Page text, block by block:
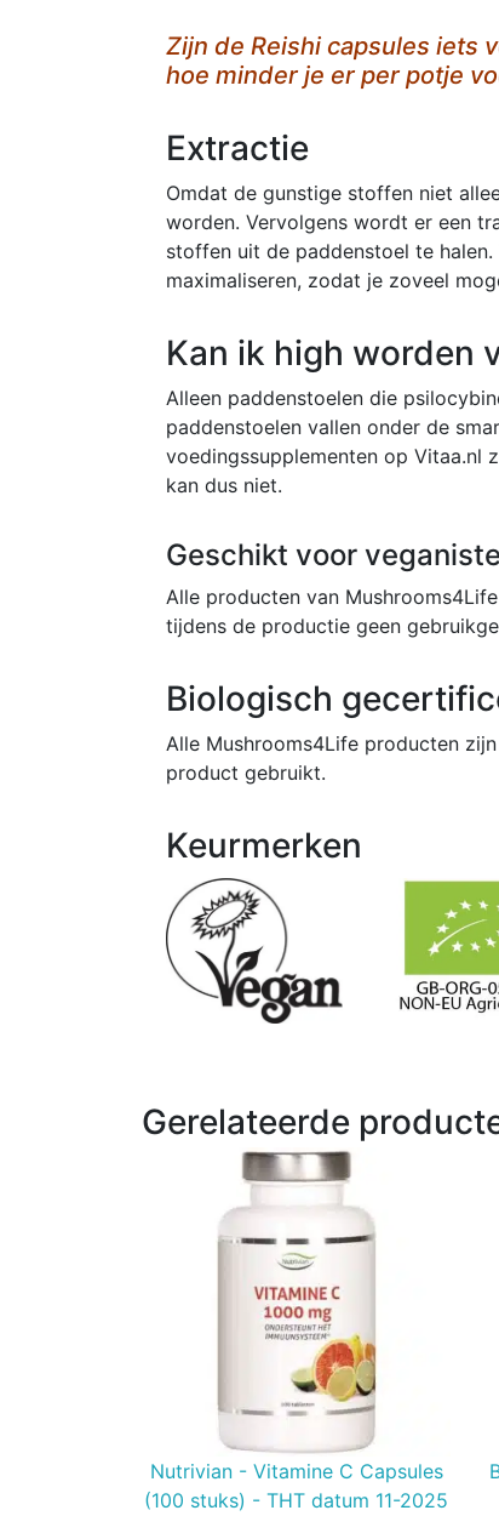
Zijn de Reishi capsules iets
hoe minder je er per potje
Extractie
Omdat de gunstige stoffen niet
worden. Vervolgens wordt er een
stoffen uit de paddenstoel te
maximaliseren, zodat je zoveel
Kan ik high worden
Alleen paddenstoelen die
paddenstoelen vallen onder de
voedingssupplementen op Vitaa.nl
kan dus niet.
Geschikt voor
Alle producten van
tijdens de productie geen
Biologisch
Alle Mushrooms4Life producten
product gebruikt.
Keurmerken
Gerelateerde
Nutrivian - Vitamine C Capsules
(100 stuks) - THT datum 11-2025